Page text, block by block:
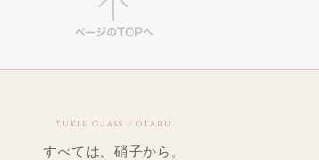
YUKIE GLASS / OTARU
すべては、硝子から。